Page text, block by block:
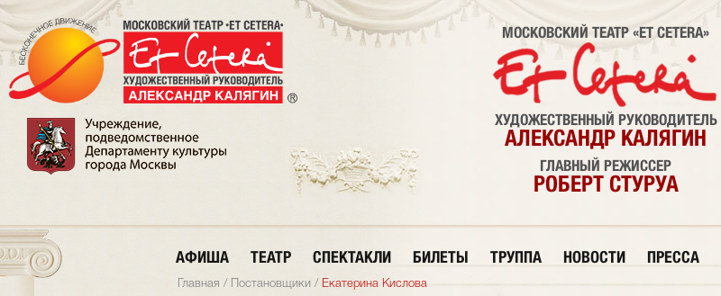
МОСКОВСКИЙ ТЕАТР «ET CETERA»
ХУДОЖЕСТВЕННЫЙ РУКОВОДИТЕЛЬ
АЛЕКСАНДР КАЛЯГИН
ГЛАВНЫЙ РЕЖИССЕР
РОБЕРТ СТУРУА
АФИША ТЕАТР СПЕКТАКЛИ БИЛЕТЫ ТРУППА НОВОСТИ ПРЕССА
Главная / Постановщики / Екатерина Кислова